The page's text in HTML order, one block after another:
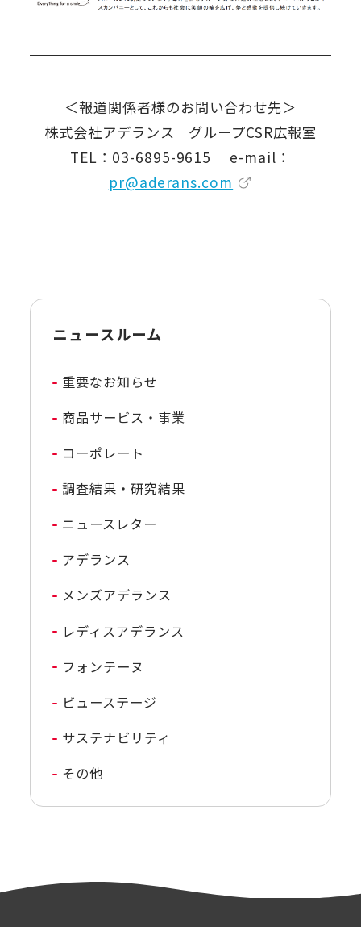
＜報道関係者様のお問い合わせ先＞
株式会社アデランス グループCSR広報室
TEL：03-6895-9615 e-mail：
pr@aderans.com
ニュースルーム
重要なお知らせ
商品サービス・事業
コーポレート
調査結果・研究結果
ニュースレター
アデランス
メンズアデランス
レディスアデランス
フォンテーヌ
ビューステージ
サステナビリティ
その他